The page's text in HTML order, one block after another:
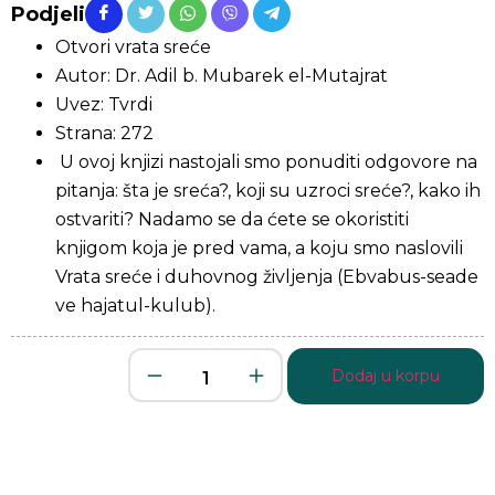
Podjeli
Otvori vrata sreće
Autor: Dr. Adil b. Mubarek el-Mutajrat
Uvez: Tvrdi
Strana: 272
U ovoj knjizi nastojali smo ponuditi odgovore na
pitanja: šta je sreća?, koji su uzroci sreće?, kako ih
ostvariti? Nadamo se da ćete se okoristiti
knjigom koja je pred vama, a koju smo naslovili
Vrata sreće i duhovnog življenja (Ebvabus-seade
ve hajatul-kulub).
Dodaj u korpu